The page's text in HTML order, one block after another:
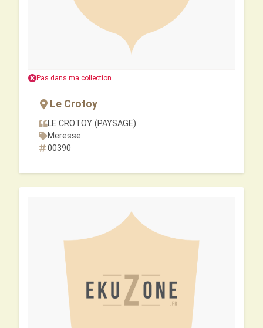
Pas dans ma collection
Le Crotoy
LE CROTOY (PAYSAGE)
Meresse
00390